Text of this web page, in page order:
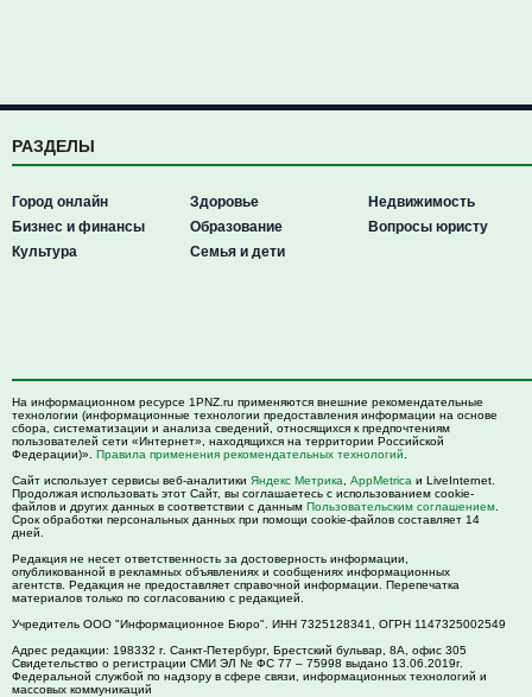
РАЗДЕЛЫ
Город онлайн
Бизнес и финансы
Культура
Здоровье
Образование
Семья и дети
Недвижимость
Вопросы юристу
На информационном ресурсе 1PNZ.ru применяются внешние рекомендательные
технологии (информационные технологии предоставления информации на основе
сбора, систематизации и анализа сведений, относящихся к предпочтениям
пользователей сети «Интернет», находящихся на территории Российской
Федерации)». Правила применения рекомендательных технологий
Сайт использует сервисы веб-аналитики Яндекс Метрика AppMetrica и LiveInternet.
Продолжая использовать этот Сайт, вы соглашаетесь с использованием cookie-
файлов и других данных в соответствии с данным Пользовательским соглашением
Срок обработки персональных данных при помощи cookie-файлов составляет 14
дней.
Редакция не несет ответственность за достоверность информации,
опубликованной в рекламных объявлениях и сообщениях информационных
агентств. Редакция не предоставляет справочной информации. Перепечатка
материалов только по согласованию с редакцией.
Учредитель ООО "Информационное Бюро". ИНН 7325128341, ОГРН 1147325002549
Адрес редакции: 198332 г. Санкт-Петербург, Брестский бульвар, 8А, офис 305
Свидетельство о регистрации СМИ ЭЛ № ФС 77 – 75998 выдано 13.06.2019г.
Федеральной службой по надзору в сфере связи, информационных технологий и
массовых коммуникаций